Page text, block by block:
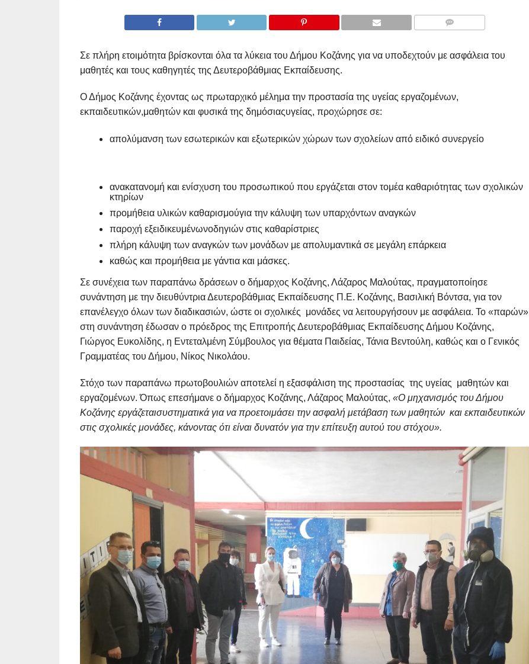
Σε πλήρη ετοιμότητα βρίσκονται όλα τα λύκεια του Δήμου Κοζάνης για να υποδεχτούν με ασφάλεια του
μαθητές και τους καθηγητές της Δευτεροβάθμιας Εκπαίδευσης.
Ο Δήμος Κοζάνης έχοντας ως πρωταρχικό μέλημα την προστασία της υγείας εργαζομένων,
εκπαιδευτικών,μαθητών και φυσικά της δημόσιαςυγείας, προχώρησε σε:
απολύμανση των εσωτερικών και εξωτερικών χώρων των σχολείων από ειδικό συνεργείο
ανακατανομή και ενίσχυση του προσωπικού που εργάζεται στον τομέα καθαριότητας των σχολικών
κτηρίων
προμήθεια υλικών καθαρισμούγια την κάλυψη των υπαρχόντων αναγκών
παροχή εξειδικευμένωνοδηγιών στις καθαρίστριες
πλήρη κάλυψη των αναγκών των μονάδων με απολυμαντικά σε μεγάλη επάρκεια
καθώς και προμήθεια με γάντια και μάσκες.
Σε συνέχεια των παραπάνω δράσεων ο δήμαρχος Κοζάνης, Λάζαρος Μαλούτας, πραγματοποίησε
συνάντηση με την διευθύντρια Δευτεροβάθμιας Εκπαίδευσης Π.Ε. Κοζάνης, Βασιλική Βόντσα, για τον
επανέλεγχο όλων των διαδικασιών, ώστε οι σχολικές μονάδες να λειτουργήσουν με ασφάλεια. Το «παρών»
στη συνάντηση έδωσαν ο πρόεδρος της Επιτροπής Δευτεροβάθμιας Εκπαίδευσης Δήμου Κοζάνης,
Γιώργος Ευκολίδης, η Εντεταλμένη Σύμβουλος για θέματα Παιδείας, Τάνια Βεντούλη, καθώς και ο Γενικός
Γραμματέας του Δήμου, Νίκος Νικολάου.
Στόχο των παραπάνω πρωτοβουλιών αποτελεί η εξασφάλιση της προστασίας της υγείας μαθητών και
εργαζομένων. Όπως επεσήμανε ο δήμαρχος Κοζάνης, Λάζαρος Μαλούτας, «Ο μηχανισμός του Δήμου
Κοζάνης εργάζεταισυστηματικά για να προετοιμάσει την ασφαλή μετάβαση των μαθητών και εκπαιδευτικών
στις σχολικές μονάδες, κάνοντας ότι είναι δυνατόν για την επίτευξη αυτού του στόχου».